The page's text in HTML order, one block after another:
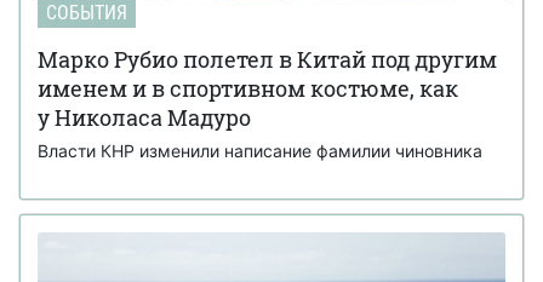
СОБЫТИЯ
Марко Рубио полетел в Китай под другим
именем и в спортивном костюме, как
у Николаса Мадуро
Власти КНР изменили написание фамилии чиновника